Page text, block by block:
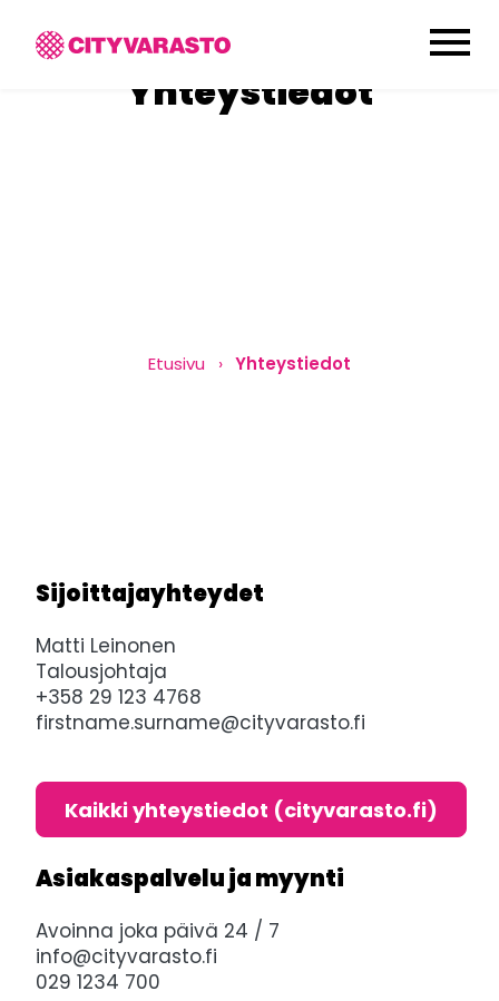
menu
Yhteystiedot
Etusivu Yhteystiedot
Sijoittajayhteydet
Matti Leinonen
Talousjohtaja
+358 29 123 4768
firstname.surname@cityvarasto.fi
Kaikki yhteystiedot (cityvarasto.fi)
Asiakaspalvelu ja myynti
Avoinna joka päivä 24 / 7
info@cityvarasto.fi
029 1234 700